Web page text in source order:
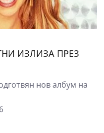
ИЗЛИЗА ПРЕЗ
нов албум на